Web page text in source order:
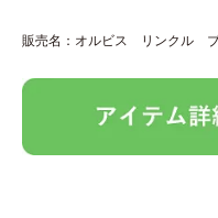
販売名：オルビス リンクル